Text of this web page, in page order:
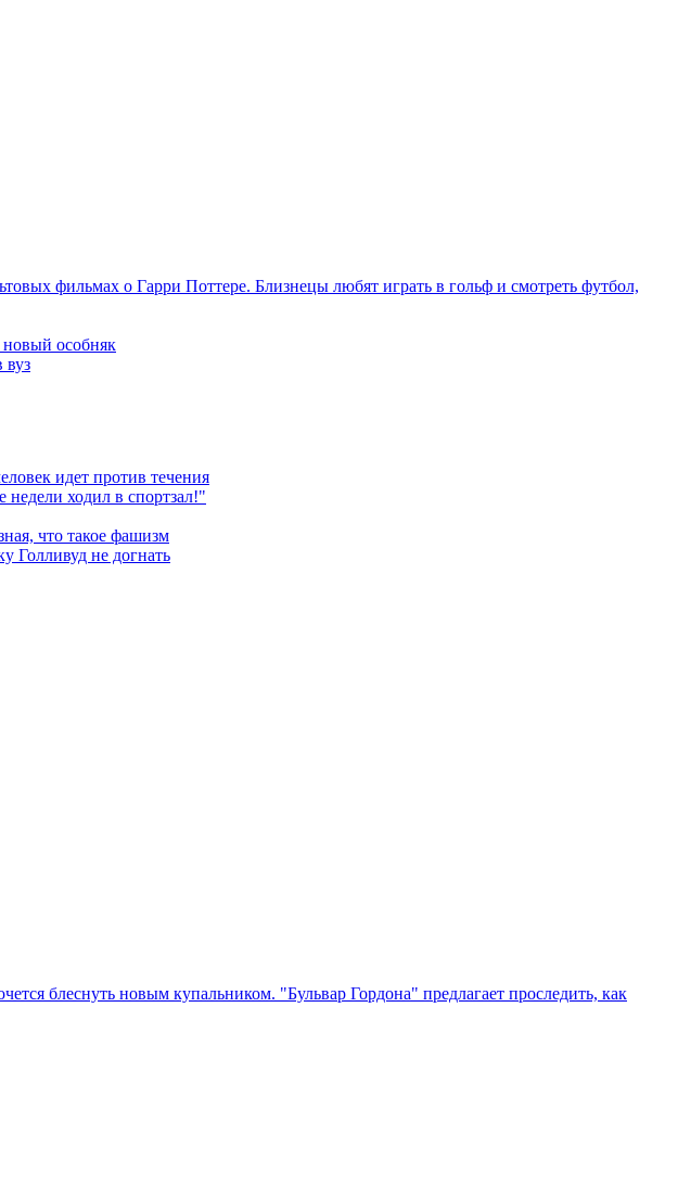
особняк
вуз
идет против течения
недели ходил в спортзал!"
что такое фашизм
Голливуд не догнать
блеснуть новым купальником. "Бульвар Гордона" предлагает проследить, как